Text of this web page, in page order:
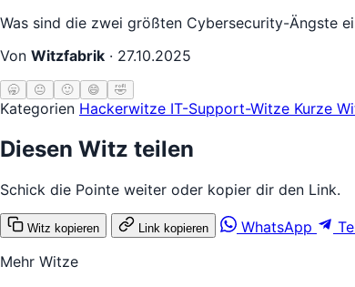
Was sind die zwei größten Cybersecurity-Ängste
Von Witzfabrik · 27.10.2025
🥱 😐 🙂 😄 🤣
Kategorien Hackerwitze IT-Support-Witze Kurze
Diesen Witz teilen
Schick die Pointe weiter oder kopier dir den Link.
Witz kopieren Link kopieren WhatsApp
Mehr Witze